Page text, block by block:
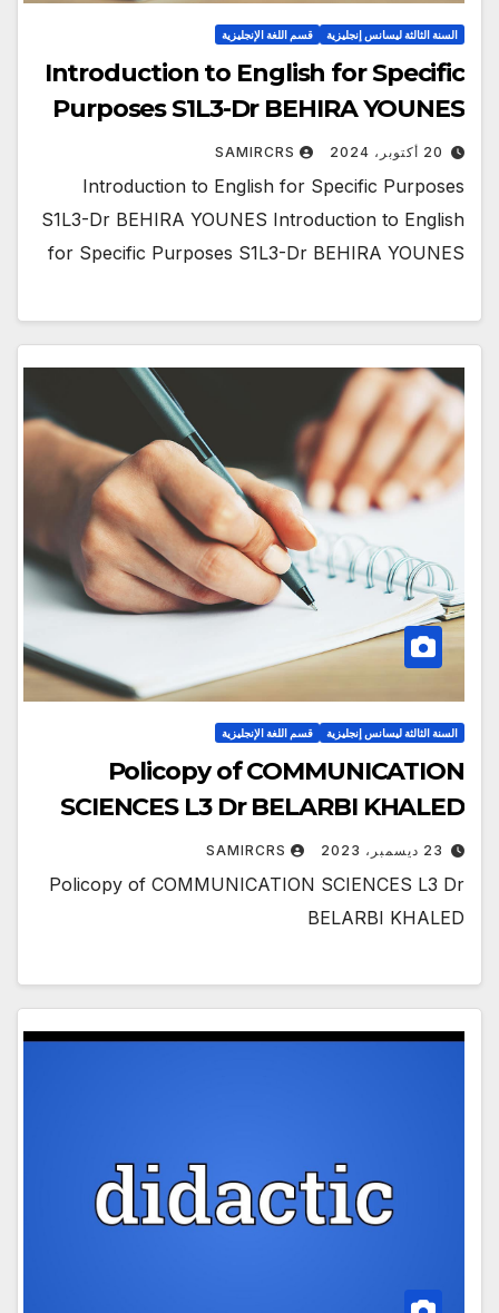
السنة الثالثة ليسانس إنجليزية قسم اللغة الإنجليزية
Introduction to English for Specific
Purposes S1L3-Dr BEHIRA YOUNES
20 أكتوبر، 2024 SAMIRCRS
Introduction to English for Specific Purposes
S1L3-Dr BEHIRA YOUNES Introduction to English
for Specific Purposes S1L3-Dr BEHIRA YOUNES
السنة الثالثة ليسانس إنجليزية قسم اللغة الإنجليزية
Policopy of COMMUNICATION
SCIENCES L3 Dr BELARBI KHALED
23 ديسمبر، 2023 SAMIRCRS
Policopy of COMMUNICATION SCIENCES L3 Dr
BELARBI KHALED